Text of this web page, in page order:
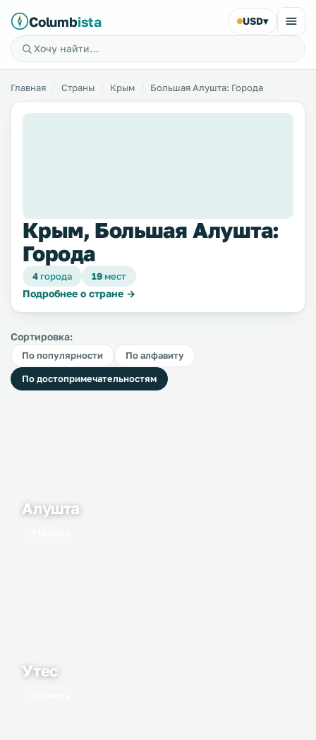
Columbista USD▾
Главная Страны Крым Большая Алушта: Города
Крым, Большая Алушта:
Города
4 города 19 мест
Подробнее о стране →
Сортировка:
По популярности По алфавиту
По достопримечательностям
Алушта
Утес